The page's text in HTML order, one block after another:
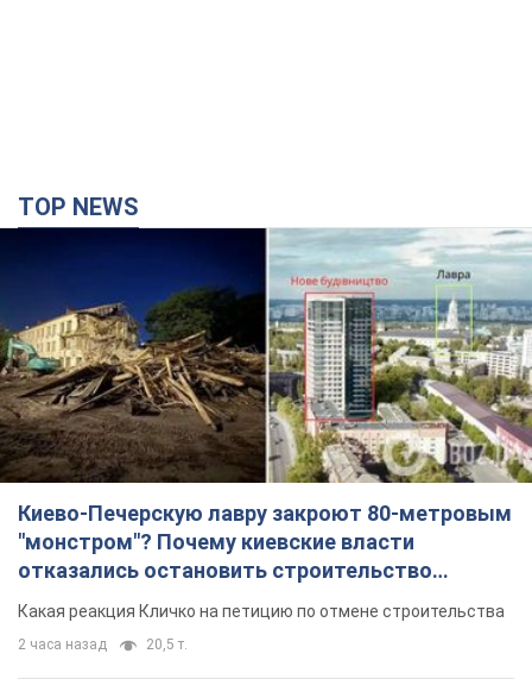
TOP NEWS
Киево-Печерскую лавру закроют 80-метровым
"монстром"? Почему киевские власти
отказались остановить строительство
небоскреба "московского верующего"
Какая реакция Кличко на петицию по отмене строительства
2 часа назад 20,5 т.